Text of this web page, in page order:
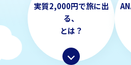
実質2,000円で旅に出
る、
とは？